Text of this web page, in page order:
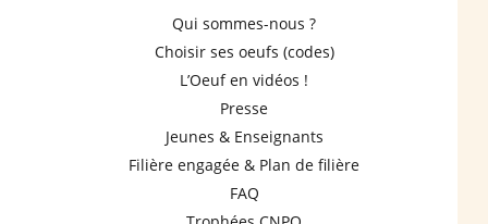
Qui sommes-nous ?
Choisir ses oeufs (codes)
L’Oeuf en vidéos !
Presse
Jeunes & Enseignants
Filière engagée & Plan de filière
FAQ